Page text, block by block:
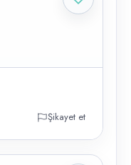
Şikayet et